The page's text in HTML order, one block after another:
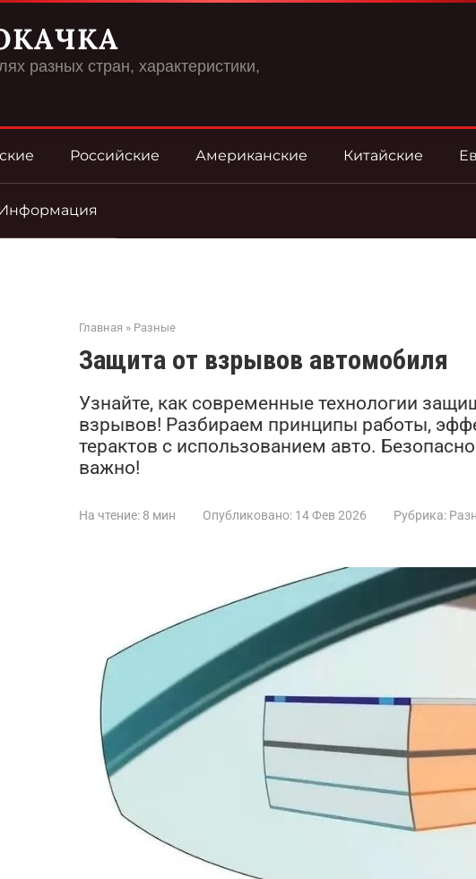
разных стран, характеристики,
Российские Американские Китайские
Главная » Разные
Защита от взрывов автомобиля
Узнайте, как современные технологии
взрывов! Разбираем принципы работы,
терактов с использованием авто.
важно!
На чтение: 8 мин Опубликовано: 14 Фев 2026 Рубрика: